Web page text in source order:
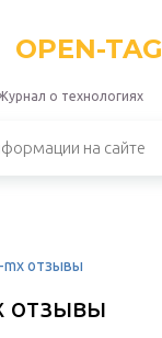
OPEN-TAG
о технологиях
mx отзывы
отзывы